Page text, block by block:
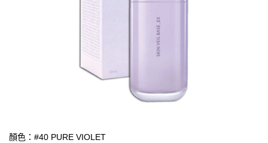
顏色：#40 PURE VIOLET